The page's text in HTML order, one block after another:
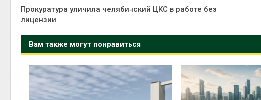
Прокуратура уличила челябинский ЦКС в работе без
лицензии
Вам также могут понравиться